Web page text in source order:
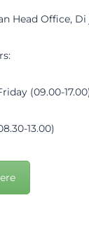
Head Office,
(09.00-
13.00)